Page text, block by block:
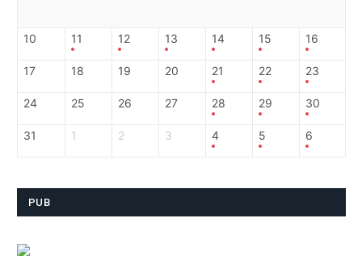
10 11 12 13 14 15 16
17 18 19 20 21 22 23
24 25 26 27 28 29 30
31 1 2 3 4 5 6
PUB